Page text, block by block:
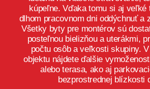
kúpeľne. Vďaka tomu si aj veľké
dlhom pracovnom dni oddýchnuť a
Všetky byty pre montérov sú
posteľnou bielizňou a uterákmi,
počtu osôb a veľkosti skupiny.
objektu nájdete ďalšie
alebo terasa, ako aj
bezprostrednej blízkosti